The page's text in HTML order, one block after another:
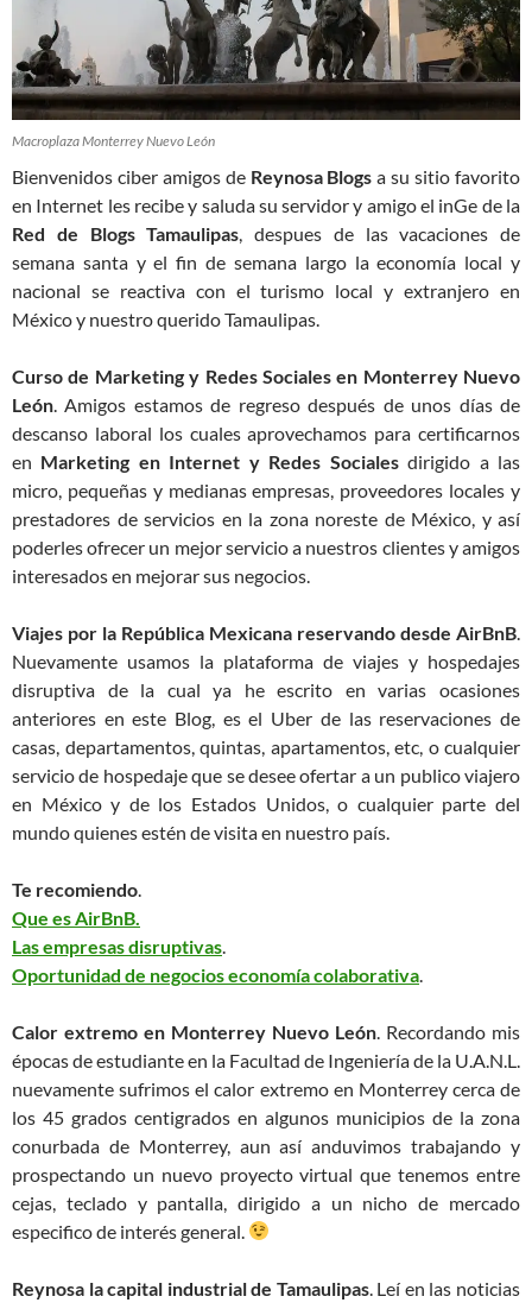
Macroplaza Monterrey Nuevo León
Bienvenidos ciber amigos de Reynosa Blogs a su sitio favorito
en Internet les recibe y saluda su servidor y amigo el inGe de la
Red de Blogs Tamaulipas, despues de las vacaciones de
semana santa y el fin de semana largo la economía local y
nacional se reactiva con el turismo local y extranjero en
México y nuestro querido Tamaulipas.
Curso de Marketing y Redes Sociales en Monterrey Nuevo
León. Amigos estamos de regreso después de unos días de
descanso laboral los cuales aprovechamos para certificarnos
en Marketing en Internet y Redes Socialesdirigido a las
micro, pequeñas y medianas empresas, proveedores locales y
prestadores de servicios en la zona noreste de México, y así
poderles ofrecer un mejor servicio a nuestros clientes y amigos
interesados en mejorar sus negocios.
Viajes por la República Mexicana reservando desde AirBnB.
Nuevamente usamos la plataforma de viajes y hospedajes
disruptiva de la cual ya he escrito en varias ocasiones
anteriores en este Blog, es el Uber de las reservaciones de
casas, departamentos, quintas, apartamentos, etc, o cualquier
servicio de hospedaje que se desee ofertar a un publico viajero
en México y de los Estados Unidos, o cualquier parte del
mundo quienes estén de visita en nuestro país.
Te recomiendo.
Que es AirBnB.
Las empresas disruptivas.
Oportunidad de negocios economía colaborativa.
Calor extremo en Monterrey Nuevo León. Recordando mis
épocas de estudiante en la Facultad de Ingeniería de la U.A.N.L.
nuevamente sufrimos el calor extremo en Monterrey cerca de
los 45 grados centigrados en algunos municipios de la zona
conurbada de Monterrey, aun así anduvimos trabajando y
prospectando un nuevo proyecto virtual que tenemos entre
cejas, teclado y pantalla, dirigido a un nicho de mercado
especifico de interés general.
Reynosa la capital industrial de Tamaulipas. Leí en las noticias